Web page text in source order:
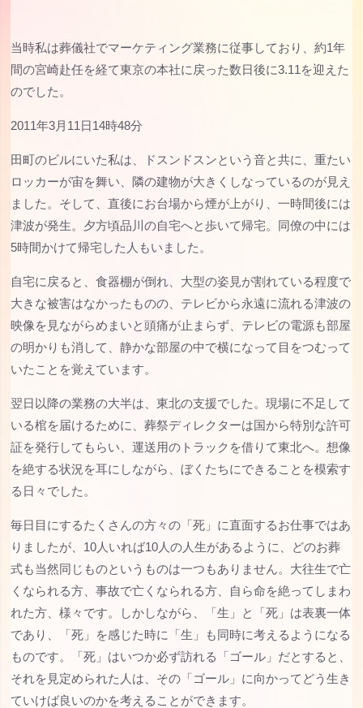
当時私は葬儀社でマーケティング業務に従事しており、約1年
間の宮崎赴任を経て東京の本社に戻った数日後に3.11を迎えた
のでした。
2011年3月11日14時48分
田町のビルにいた私は、ドスンドスンという音と共に、重たい
ロッカーが宙を舞い、隣の建物が大きくしなっているのが見え
ました。そして、直後にお台場から煙が上がり、一時間後には
津波が発生。夕方頃品川の自宅へと歩いて帰宅。同僚の中には
5時間かけて帰宅した人もいました。
自宅に戻ると、食器棚が倒れ、大型の姿見が割れている程度で
大きな被害はなかったものの、テレビから永遠に流れる津波の
映像を見ながらめまいと頭痛が止まらず、テレビの電源も部屋
の明かりも消して、静かな部屋の中で横になって目をつむって
いたことを覚えています。
翌日以降の業務の大半は、東北の支援でした。現場に不足して
いる棺を届けるために、葬祭ディレクターは国から特別な許可
証を発行してもらい、運送用のトラックを借りて東北へ。想像
を絶する状況を耳にしながら、ぼくたちにできることを模索す
る日々でした。
毎日目にするたくさんの方々の「死」に直面するお仕事ではあ
りましたが、10人いれば10人の人生があるように、どのお葬
式も当然同じものというものは一つもありません。大往生で亡
くなられる方、事故で亡くなられる方、自ら命を絶ってしまわ
れた方、様々です。しかしながら、「生」と「死」は表裏一体
であり、「死」を感じた時に「生」も同時に考えるようになる
ものです。「死」はいつか必ず訪れる「ゴール」だとすると、
それを見定められた人は、その「ゴール」に向かってどう生き
ていけば良いのかを考えることができます。